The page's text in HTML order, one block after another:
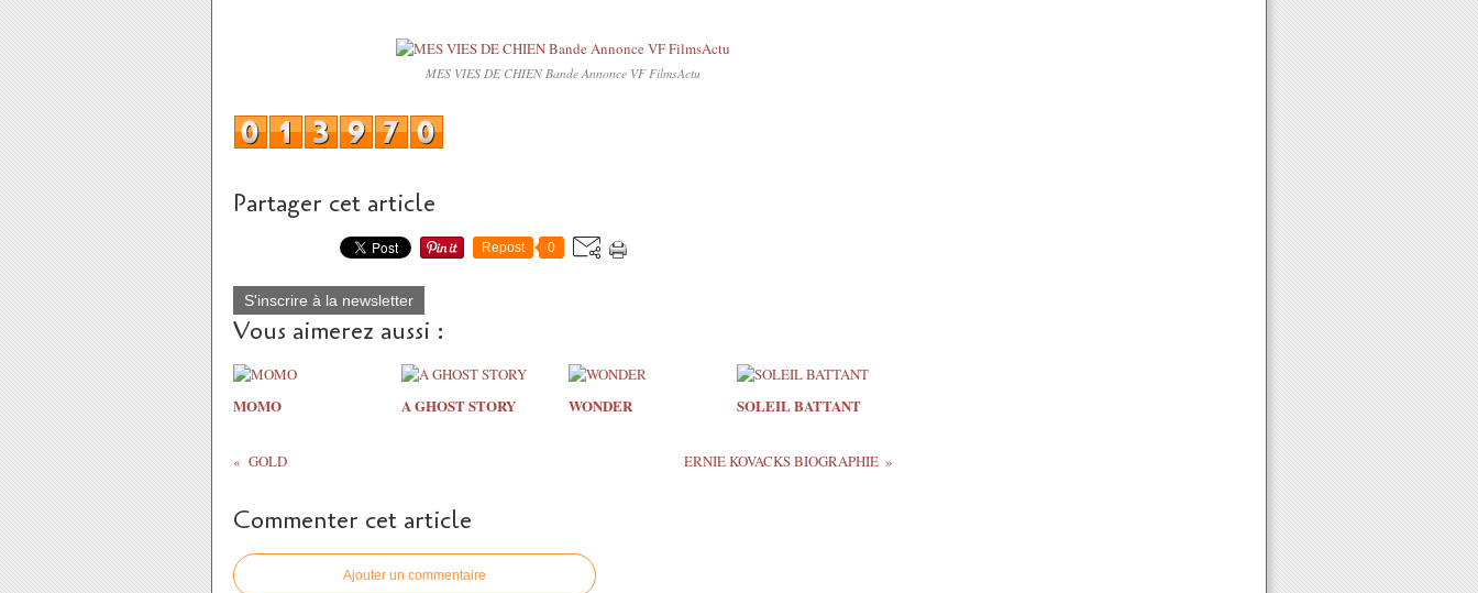
MES VIES DE CHIEN Bande Annonce VF FilmsActu
Partager cet article
Repost 0
S'inscrire à la newsletter
Vous aimerez aussi :
MOMO A GHOST STORY WONDER SOLEIL BATTANT
GOLD ERNIE KOVACKS BIOGRAPHIE
Commenter cet article
Ajouter un commentaire